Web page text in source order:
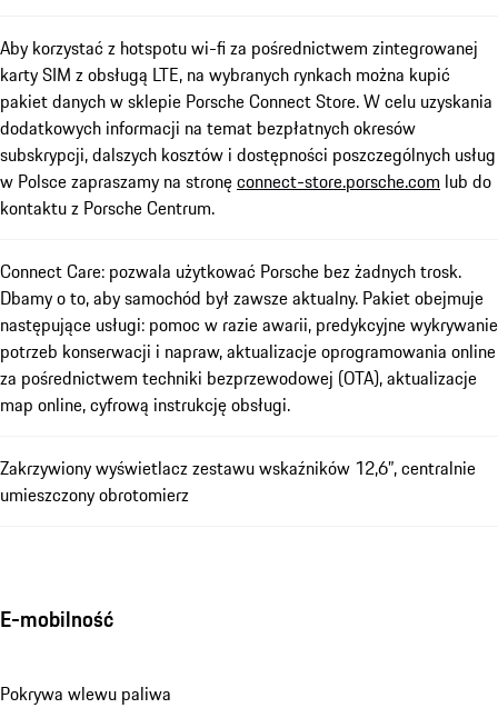
Aby korzystać z hotspotu wi-fi za pośrednictwem zintegrowanej
karty SIM z obsługą LTE, na wybranych rynkach można kupić
pakiet danych w sklepie Porsche Connect Store. W celu uzyskania
dodatkowych informacji na temat bezpłatnych okresów
subskrypcji, dalszych kosztów i dostępności poszczególnych usług
w Polsce zapraszamy na stronęconnect-store.porsche.com lub do
kontaktu z Porsche Centrum.
Connect Care: pozwala użytkować Porsche bez żadnych trosk.
Dbamy o to, aby samochód był zawsze aktualny. Pakiet obejmuje
następujące usługi: pomoc w razie awarii, predykcyjne wykrywanie
potrzeb konserwacji i napraw, aktualizacje oprogramowania online
za pośrednictwem techniki bezprzewodowej (OTA), aktualizacje
map online, cyfrową instrukcję obsługi.
Zakrzywiony wyświetlacz zestawu wskaźników 12,6”, centralnie
umieszczony obrotomierz
E-mobilność
Pokrywa wlewu paliwa